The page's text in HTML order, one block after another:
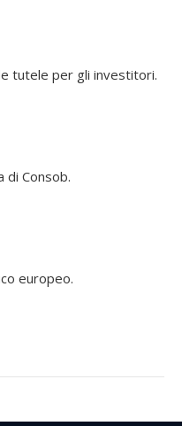
tutele per gli investitori.
di Consob.
europeo.